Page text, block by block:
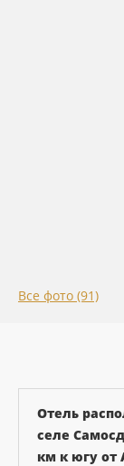
Все фото (91)
Отель
селе
км к югу от